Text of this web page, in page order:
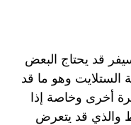
قد يحتاج البعض
وهو ما قد
أخرى وخاصة إذا
والذي قد يتعرض